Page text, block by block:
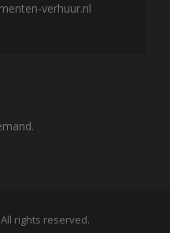
verhuur.nl
rights reserved.